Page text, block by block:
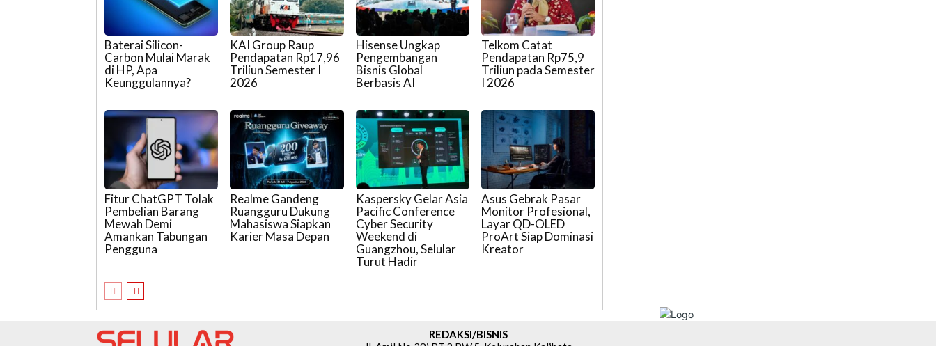
Baterai Silicon-
Carbon Mulai Marak
di HP, Apa
Keunggulannya?
KAI Group Raup
Pendapatan Rp17,96
Triliun Semester I
2026
Hisense Ungkap
Pengembangan
Bisnis Global
Berbasis AI
Telkom Catat
Pendapatan Rp75,9
Triliun pada Semester
I 2026
Fitur ChatGPT Tolak
Pembelian Barang
Mewah Demi
Amankan Tabungan
Pengguna
Realme Gandeng
Ruangguru Dukung
Mahasiswa Siapkan
Karier Masa Depan
Kaspersky Gelar Asia
Pacific Conference
Cyber Security
Weekend di
Guangzhou, Selular
Turut Hadir
Asus Gebrak Pasar
Monitor Profesional,
Layar QD-OLED
ProArt Siap Dominasi
Kreator
REDAKSI/BISNIS